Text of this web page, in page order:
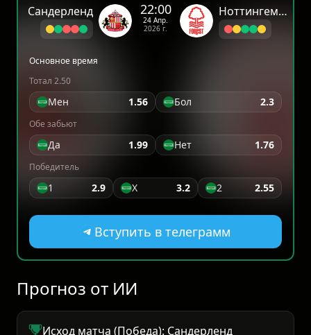
Сандерленд 22:00
24 Апр.
2026 г.
Ноттингем Форест
Основное время
Тотал 2.50
Мен 1.56 Бол 2.3
Обе забьют
Да 1.99 Нет 1.76
Победитель
1 2.9 X 3.2 2 2.55
Вступить в телеграмм
Прогноз от ИИ
Исход матча (Победа): Сандерленд